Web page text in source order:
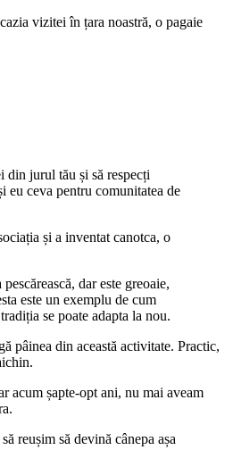
vizitei în țara noastră, o pagaie
din jurul tău și să respecți
eu ceva pentru comunitatea de
și a inventat canotca, o
dar este greoaie,
este un exemplu de cum
se poate adapta la nou.
pâinea din această activitate. Practic,
acum șapte-opt ani, nu mai aveam
reușim să devină cânepa așa